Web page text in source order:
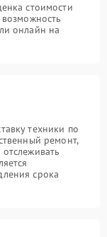
стоимости
онлайн на
техники по
ремонт,
срока